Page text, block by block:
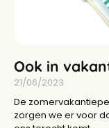
Ook in
21/06/2023
De
zorgen we er voor